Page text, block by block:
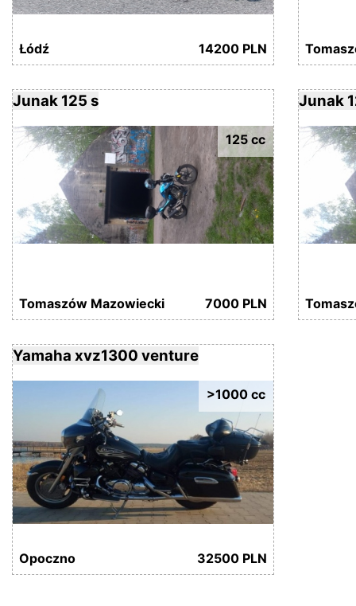
Łódź 14200 PLN
Tomaszów Mazowiecki 7000 PLN
Junak 125 s
125 cc
Junak
Opoczno 32500 PLN
Yamaha xvz1300 venture
>1000 cc